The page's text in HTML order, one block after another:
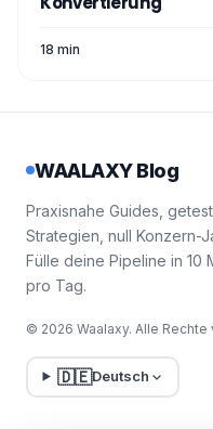
18 min
WAALAXY Blog
Praxisnahe Guides,
Strategien, null Konzern-
Fülle deine Pipeline in 10
pro Tag.
© 2026 Waalaxy. Alle Rechte
🇩🇪Deutsch